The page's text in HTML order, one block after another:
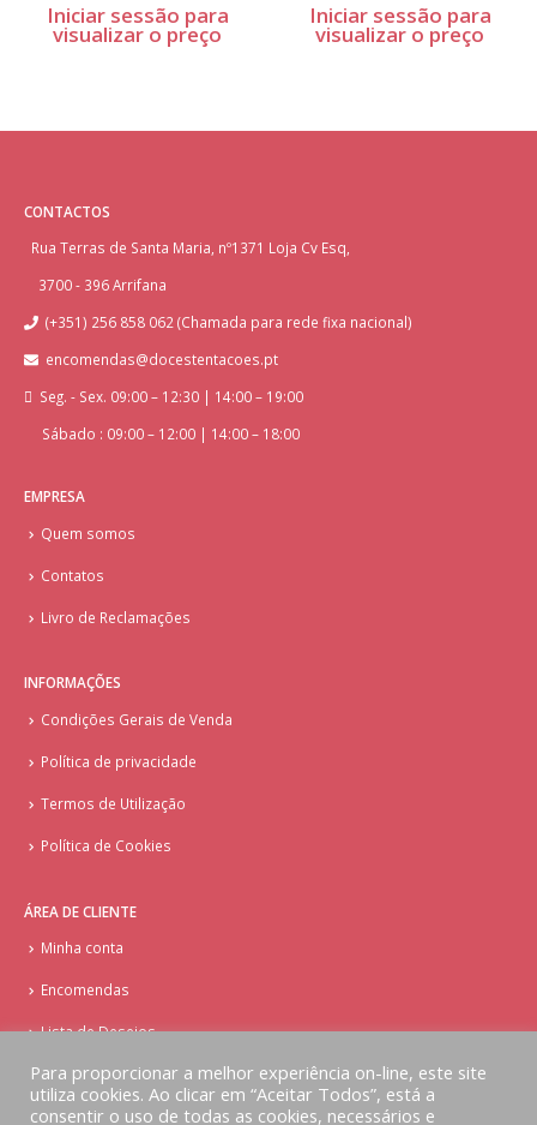
Iniciar sessão para
visualizar o preço
Iniciar sessão para
visualizar o preço
CONTACTOS
Rua Terras de Santa Maria, nº1371 Loja Cv Esq,
3700 - 396 Arrifana
(+351) 256 858 062 (Chamada para rede fixa nacional)
encomendas@docestentacoes.pt
Seg. - Sex. 09:00 – 12:30 | 14:00 – 19:00
Sábado : 09:00 – 12:00 | 14:00 – 18:00
EMPRESA
Quem somos
Contatos
Livro de Reclamações
INFORMAÇÕES
Condições Gerais de Venda
Política de privacidade
Termos de Utilização
Política de Cookies
ÁREA DE CLIENTE
Minha conta
Encomendas
Lista de Desejos
Para proporcionar a melhor experiência on-line, este site
utiliza cookies. Ao clicar em “Aceitar Todos”, está a
consentir o uso de todas as cookies, necessários e